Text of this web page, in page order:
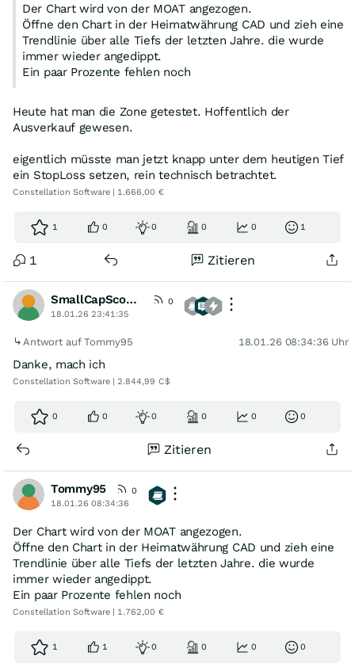
Der Chart wird von der MOAT angezogen.
Öffne den Chart in der Heimatwährung CAD und zieh eine
Trendlinie über alle Tiefs der letzten Jahre. die wurde
immer wieder angedippt.
Ein paar Prozente fehlen noch
Heute hat man die Zone getestet. Hoffentlich der
Ausverkauf gewesen.
eigentlich müsste man jetzt knapp unter dem heutigen Tief
ein StopLoss setzen, rein technisch betrachtet.
Constellation Software | 1.666,00 €
1 0 0 0 0 1
1 Zitieren
SmallCapScout84
0
18.01.26 23:41:35
Antwort auf Tommy95 18.01.26 08:34:36 Uhr
Danke, mach ich
Constellation Software | 2.844,99 C$
0 0 0 0 0 0
Zitieren
Tommy95
0
18.01.26 08:34:36
Der Chart wird von der MOAT angezogen.
Öffne den Chart in der Heimatwährung CAD und zieh eine
Trendlinie über alle Tiefs der letzten Jahre. die wurde
immer wieder angedippt.
Ein paar Prozente fehlen noch
Constellation Software | 1.762,00 €
1 1 0 0 0 0